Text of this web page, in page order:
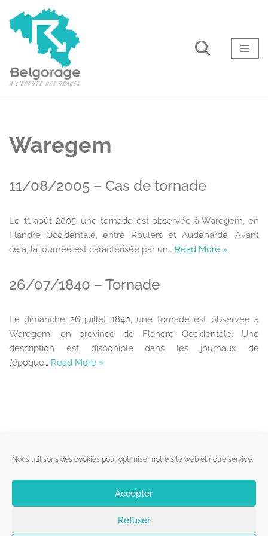
Nous utilisons des cookies pour optimiser notre site web et notre service.
Accepter
Refuser
Aller
Waregem
11/08/2005 – Cas de tornade
Le 11 août 2005, une tornade est observée à Waregem, en
Flandre Occidentale, entre Roulers et Audenarde. Avant
cela, la journée est caractérisée par un… Read More »
26/07/1840 – Tornade
Le dimanche 26 juillet 1840, une tornade est observée à
Waregem, en province de Flandre Occidentale. Une
description est disponible dans les journaux de
l’époque… Read More »
Liens utiles
Qui sommes-nous ?
Politique de cookies